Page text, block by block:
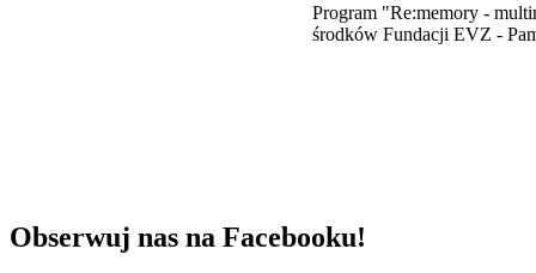
​Program "Re:memory -
środków Fundacji EVZ -
Obserwuj nas na Facebooku!